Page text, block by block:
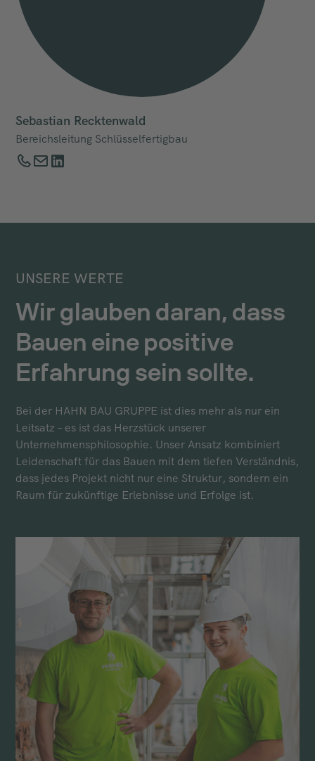
Sebastian Recktenwald
Bereichsleitung Schlüsselfertigbau
UNSERE WERTE
Wir glauben daran, dass
Bauen eine positive
Erfahrung sein sollte.
Bei der HAHN BAU GRUPPE ist dies mehr als nur ein
Leitsatz – es ist das Herzstück unserer
Unternehmensphilosophie. Unser Ansatz kombiniert
Leidenschaft für das Bauen mit dem tiefen Verständnis,
dass jedes Projekt nicht nur eine Struktur, sondern ein
Raum für zukünftige Erlebnisse und Erfolge ist.